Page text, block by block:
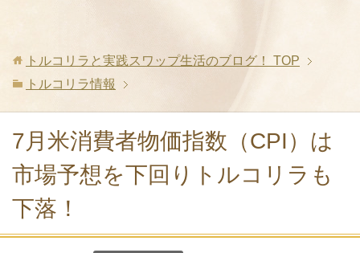
トルコリラと実践スワップ生活のブログ！
TOP
トルコリラ情報
7月米消費者物価指数（CPI）は
市場予想を下回りトルコリラも
下落！